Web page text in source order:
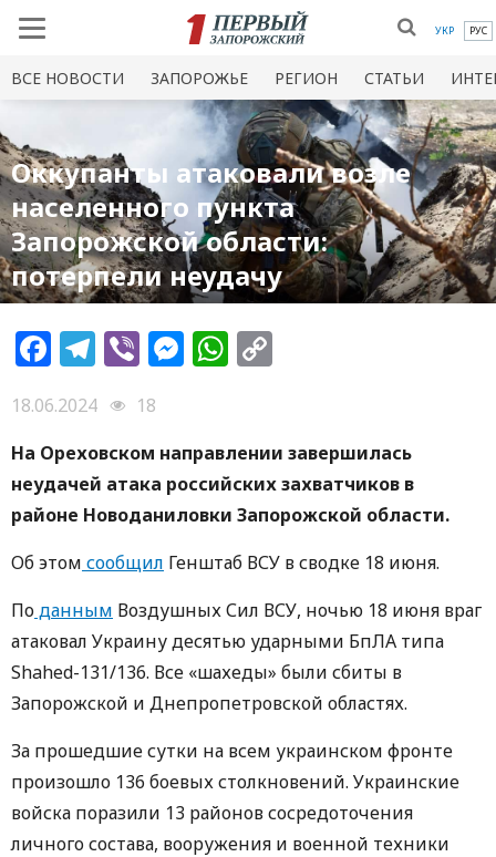
УКР РУС
ВСЕ НОВОСТИ ЗАПОРОЖЬЕ РЕГИОН СТАТЬИ
Оккупанты атаковали возле
населенного пункта
Запорожской области:
потерпели неудачу
Facebook
Telegram
ViberMessenger
WhatsApp
18.06.2024
18
На Ореховском направлении завершилась
неудачей атака российских захватчиков в
районе Новоданиловки Запорожской области.
Об этом сообщил Генштаб ВСУ в сводке 18 июня.
Поданным Воздушных Сил ВСУ, ночью 18 июня враг
атаковал Украину десятью ударными БпЛА типа
Shahed-131/136. Все «шахеды» были сбиты в
Запорожской и Днепропетровской областях.
За прошедшие сутки на всем украинском фронте
произошло 136 боевых столкновений. Украинские
войска поразили 13 районов сосредоточения
личного состава, вооружения и военной техники